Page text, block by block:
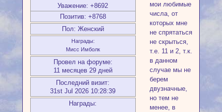
Уважение: +8692
Позитив: +8768
Пол: Женский
Награды:
Мисс Имболк
Провел на форуме:
11 месяцев 29 дней
Последний визит:
31st Jul 2026 10:28:39
Награды:
мои любимые
числа, от
которых мне
не спрятаться
не скрыться,
т.е. 11 и 2, т.к.
в данном
случае мы не
берем
двузначные,
но тем не
менее, в